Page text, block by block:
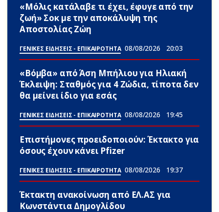
«Μόλις κατάλαβε τι έχει, έφυγε από την
ζωή» Σoκ με την αποκάλυψη της
Αποστολίας Ζώη
ΓΕΝΙΚΕΣ ΕΙΔΗΣΕΙΣ - ΕΠΙΚΑΙΡΟΤΗΤΑ 08/08/2026 20:03
«Βόμβα» από Άση Μπήλιου για Ηλιακή
Έκλειψη: Σταθμός για 4 Zώδια, τίποτα δεν
θα μείνει ίδιο για εσάς
ΓΕΝΙΚΕΣ ΕΙΔΗΣΕΙΣ - ΕΠΙΚΑΙΡΟΤΗΤΑ 08/08/2026 19:45
Επιστήμονες πpοειδοποιούν: Έκτακτο για
όσους έχουν κάνει Pfizer
ΓΕΝΙΚΕΣ ΕΙΔΗΣΕΙΣ - ΕΠΙΚΑΙΡΟΤΗΤΑ 08/08/2026 19:37
Έκτακτη ανακοίνωση από ΕΛ.ΑΣ για
Κωνστάντια Δημογλίδου